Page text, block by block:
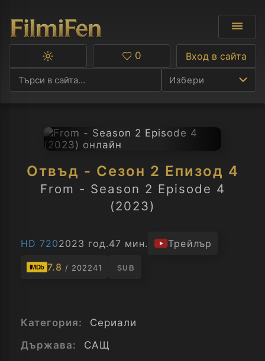
Избери
Ф
А
C
Превключване
тъмна
Любими
0 Вход в сайта
Отвъд - Сезон 2 Епизод 4
From - Season 2 Episode 4
(2023)
HD 7202023 год.47 мин. Трейлър
IMDb 7.8 / 202241 SUB
Категория:
Сериали
Държава:
САЩ